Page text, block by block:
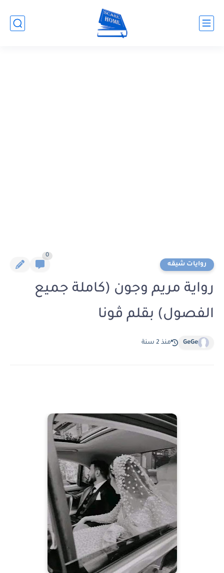
روايات شيقه
0
رواية مريم وجون (كاملة جميع
الفصول) بقلم ڤونا
GeGe منذ 2 سنة